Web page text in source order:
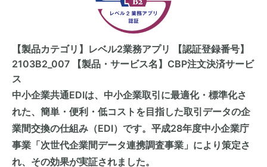
【製品カテゴリ】レベル2業務アプリ 【認証登録番号】
2103B2_007 【製品・サービス名】CBP注文決済サービ
ス
中小企業共通EDIは、中小企業取引に最適化・標準化さ
れた、簡単・便利・低コストを目指した取引データの企
業間交換の仕組み（EDI）です。平成28年度中小企業庁
事業「次世代企業間データ連携調査事業」により策定さ
れ、その効果が実証されました。